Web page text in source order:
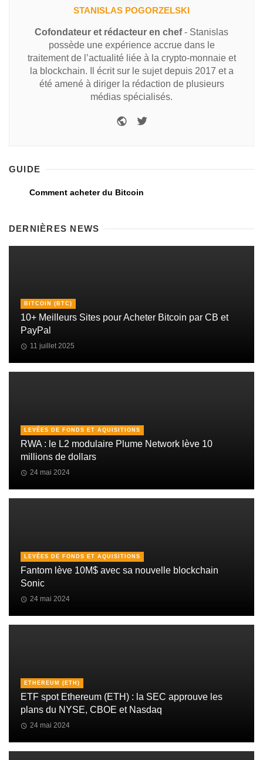
STANISLAS POGORZELSKI
Cofondateur et rédacteur en chef- Stanislas
possède une expérience accrue dans le
traitement de l’actualité liée à la crypto-monnaie et
la blockchain. Il écrit sur le sujet depuis 2017 et a
été amené à diriger la rédaction de plusieurs
médias spécialisés.
GUIDE
Comment acheter du Bitcoin
DERNIÈRES NEWS
BITCOIN (BTC)
10+ Meilleurs Sites pour Acheter Bitcoin par CB et
PayPal
11 juillet 2025
LEVÉES DE FONDS ET AQUISITIONS
RWA : le L2 modulaire Plume Network lève 10
millions de dollars
24 mai 2024
LEVÉES DE FONDS ET AQUISITIONS
Fantom lève 10M$ avec sa nouvelle blockchain
Sonic
24 mai 2024
ETHEREUM (ETH)
ETF spot Ethereum (ETH) : la SEC approuve les
plans du NYSE, CBOE et Nasdaq
24 mai 2024